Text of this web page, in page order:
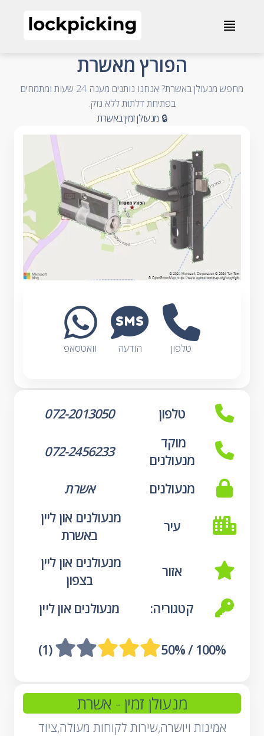
הפורץ מאשרת - 072-2013050 - מנעולנים און ליין
≣
הפורץ מאשרת
- Accessible Business Name
מחפש מנעולן באשרת? אנחנו נותנים מענה 24 שעות ומתמחים
בפתיחת דלתות ללא נזק.
🔒 מנעולן זמין באשרת
- Accessible Category and City
טלפון הודעה וואטסאפ
טלפון
072-2013050
מנעולנים
072-2456233
מנעולנים אשרת
עיר
באשרת
אזור
בצפון
קטגוריה:
מנעולנים און ליין
100% / 50%
(1)
מנעולן זמין - אשרת
אמינות ויושרה,שירות לקוחות מעולה,ציוד